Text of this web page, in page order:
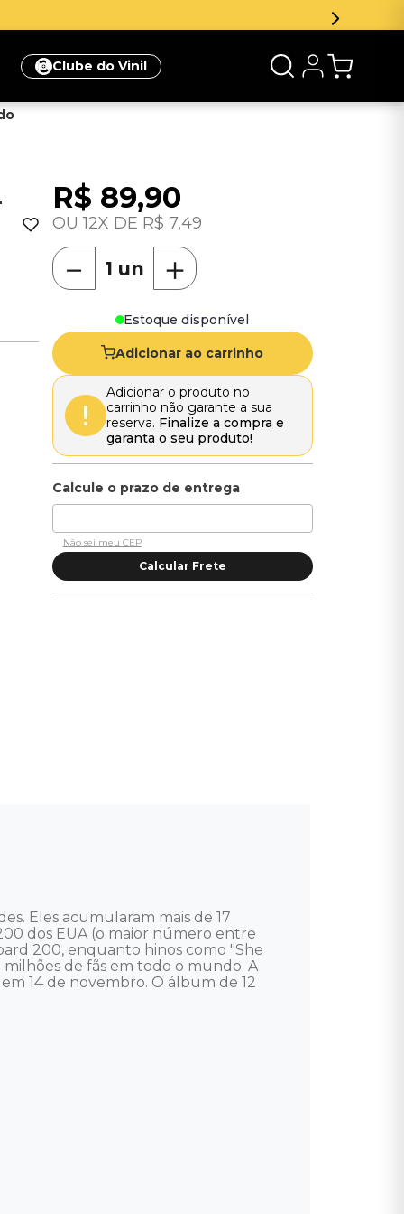
Clube do Vinil
R$ 89,90
12 R$ 7,49
＋
－
Estoque disponível
Adicionar ao carrinho
Adicionar o produto no
carrinho não garante a sua
reserva. Finalize a compra e
garanta o seu produto!
Não sei meu CEP
Eles acumularam mais de 17
dos EUA (o maior número entre
200, enquanto hinos como "She
milhões de fãs em todo o mundo. A
14 de novembro. O álbum de 12